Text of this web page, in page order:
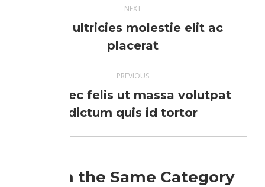
navigation
PREVIOUS
Previous
post:
Sed nec felis ut massa volutpat
dictum quis id tortor
NEXT
Next
post:
Cras ultricies molestie elit ac
placerat
From the Same Category